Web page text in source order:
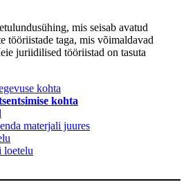
mis seisab avatud
tööriistade taga, mis võimaldavad
juriidilised tööriistad on tasuta
kohta
kohta
materjali juures
loetelu